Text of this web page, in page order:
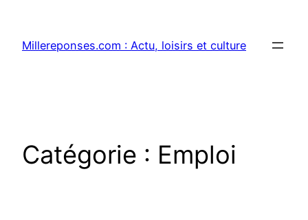
contenu
Millereponses.com : Actu, loisirs et culture
Catégorie : Emploi